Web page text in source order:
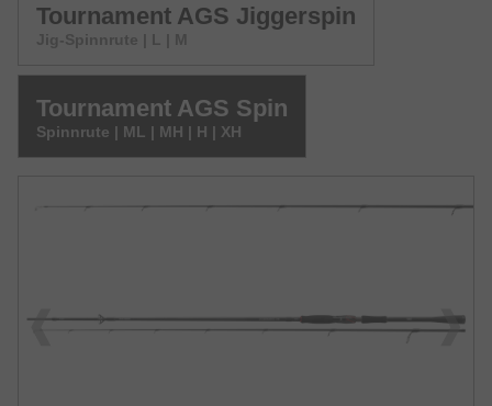
Tournament AGS Jiggerspin
Jig-Spinnrute | L | M
Tournament AGS Spin
Spinnrute | ML | MH | H | XH